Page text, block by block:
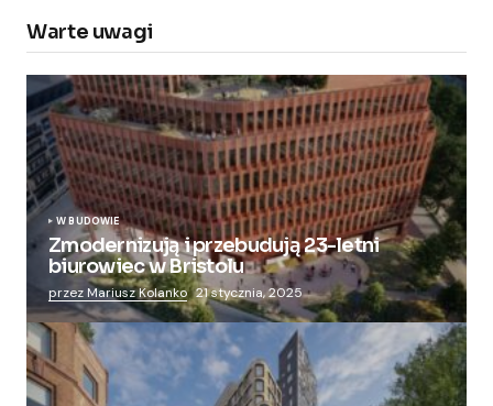
Warte uwagi
W BUDOWIE
Zmodernizują i przebudują 23-letni
biurowiec w Bristolu
przez Mariusz Kolanko 21 stycznia, 2025